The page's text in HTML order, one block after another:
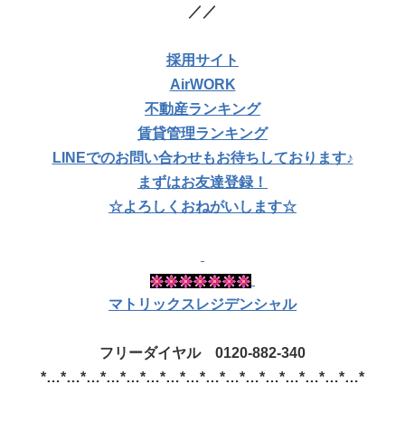
／／
採用サイト
AirWORK
不動産ランキング
賃貸管理ランキング
LINEでのお問い合わせもお待ちしております♪
まずはお友達登録！
☆よろしくおねがいします☆
マトリックスレジデンシャル
フリーダイヤル 0120-882-340
*…*…*…*…*…*…*…*…*…*…*…*…*…*…*…*…*